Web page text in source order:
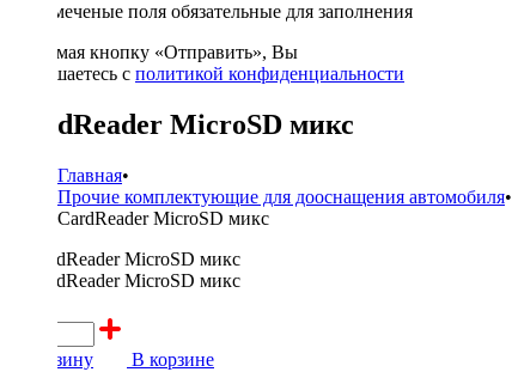
* - отмеченые поля обязательные для заполнения
Нажимая кнопку «Отправить», Вы
соглашаетесь с политикой конфиденциальности
CardReader MicroSD микс
Главная•
Прочие комплектующие для дооснащения автомобиля•
CardReader MicroSD микс
В корзину
В корзине